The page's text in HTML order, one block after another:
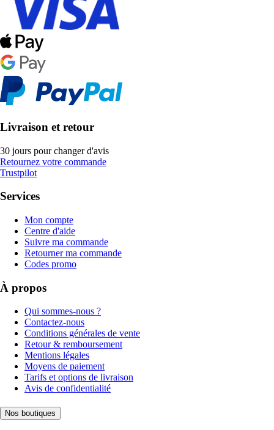
Livraison et retour
30 jours pour changer d'avis
Retournez votre commande
Trustpilot
Services
Mon compte
Centre d'aide
Suivre ma commande
Retourner ma commande
Codes promo
À propos
Qui sommes-nous ?
Contactez-nous
Conditions générales de vente
Retour & remboursement
Mentions légales
Moyens de paiement
Tarifs et options de livraison
Avis de confidentialité
Nos boutiques